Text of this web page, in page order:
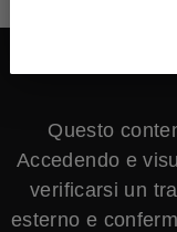
Questo
Accedendo e
verificarsi un
esterno e